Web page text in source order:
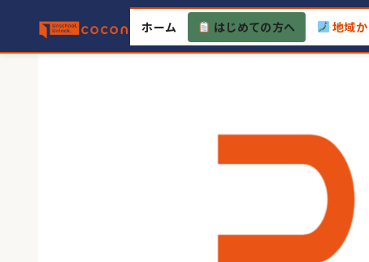
content
ホーム はじめての方へ 地域